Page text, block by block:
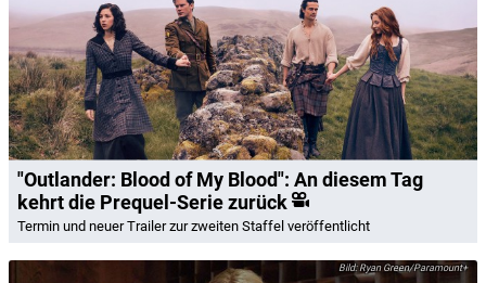
"Outlander: Blood of My Blood": An diesem Tag
kehrt die Prequel-Serie zurück
Termin und neuer Trailer zur zweiten Staffel veröffentlicht
Ryan Green/Paramount+